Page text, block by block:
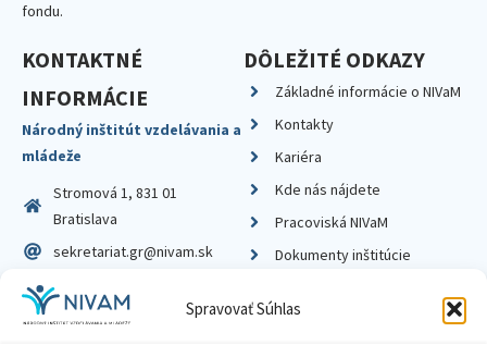
Spravovať Súhlas
fondu.
KONTAKTNÉ
INFORMÁCIE
Národný inštitút vzdelávania a
mládeže
Stromová 1, 831 01
Bratislava
sekretariat.gr@nivam.sk
IČO: 00164348
DIČ: 2020798714
DÔLEŽITÉ ODKAZY
Základné informácie o NIVaM
Kontakty
Kariéra
Kde nás nájdete
Pracoviská NIVaM
Dokumenty inštitúcie